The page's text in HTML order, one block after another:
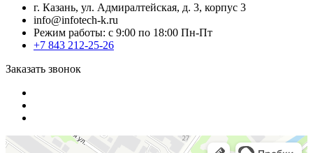
г. Казань, ул. Адмиралтейская, д. 3, корпус 3
info@infotech-k.ru
Режим работы: с 9:00 по 18:00 Пн-Пт
+7 843 212-25-26
Заказать звонок